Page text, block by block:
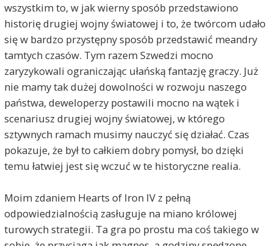
wszystkim to, w jak wierny sposób przedstawiono
historię drugiej wojny światowej i to, że twórcom udało
się w bardzo przystępny sposób przedstawić meandry
tamtych czasów. Tym razem Szwedzi mocno
zaryzykowali ograniczając ułańską fantazję graczy. Już
nie mamy tak dużej dowolności w rozwoju naszego
państwa, deweloperzy postawili mocno na wątek i
scenariusz drugiej wojny światowej, w którego
sztywnych ramach musimy nauczyć się działać. Czas
pokazuje, że był to całkiem dobry pomysł, bo dzięki
temu łatwiej jest się wczuć w te historyczne realia.
Moim zdaniem Hearts of Iron IV z pełną
odpowiedzialnością zasługuje na miano królowej
turowych strategii. Ta gra po prostu ma coś takiego w